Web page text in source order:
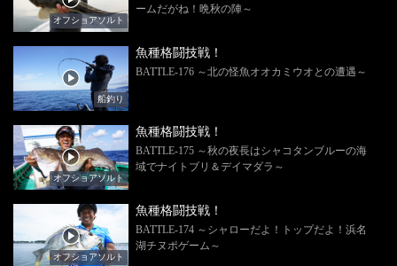
オフショアソルト
ームだがね！晩秋の陣～
船釣り
魚種格闘技戦！
BATTLE-176 ～北の怪魚オオカミウオとの遭遇～
オフショアソルト
魚種格闘技戦！
BATTLE-175 ～秋の夜長はシャコタンブルーの海
域でナイトブリ＆デイマダラ～
オフショアソルト
魚種格闘技戦！
BATTLE-174 ～シャローだよ！トップだよ！浜名
湖チヌポゲーム～